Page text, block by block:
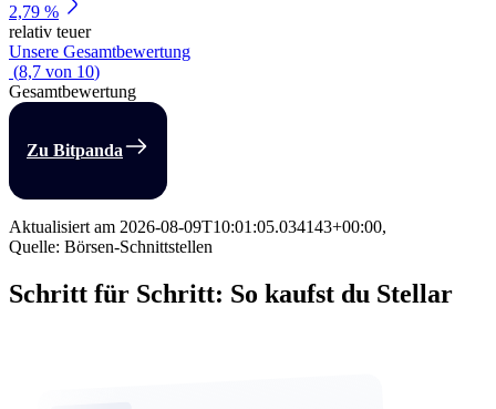
2,79 %
relativ teuer
Unsere Gesamtbewertung
(8,7 von 10)
Gesamtbewertung
Zu Bitpanda
Aktualisiert am 2026-08-09T10:01:05.034143+00:00,
Quelle: Börsen-Schnittstellen
Schritt für Schritt: So kaufst du Stellar